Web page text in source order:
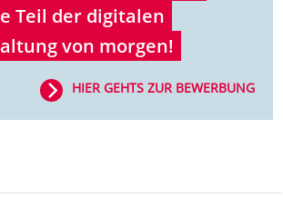
Teil der digitalen
von morgen!
HIER GEHTS ZUR BEWERBUNG